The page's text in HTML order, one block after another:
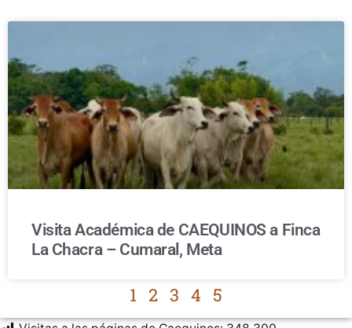
Visita Académica de CAEQUINOS a Finca
La Chacra – Cumaral, Meta
1 2 3 4 5